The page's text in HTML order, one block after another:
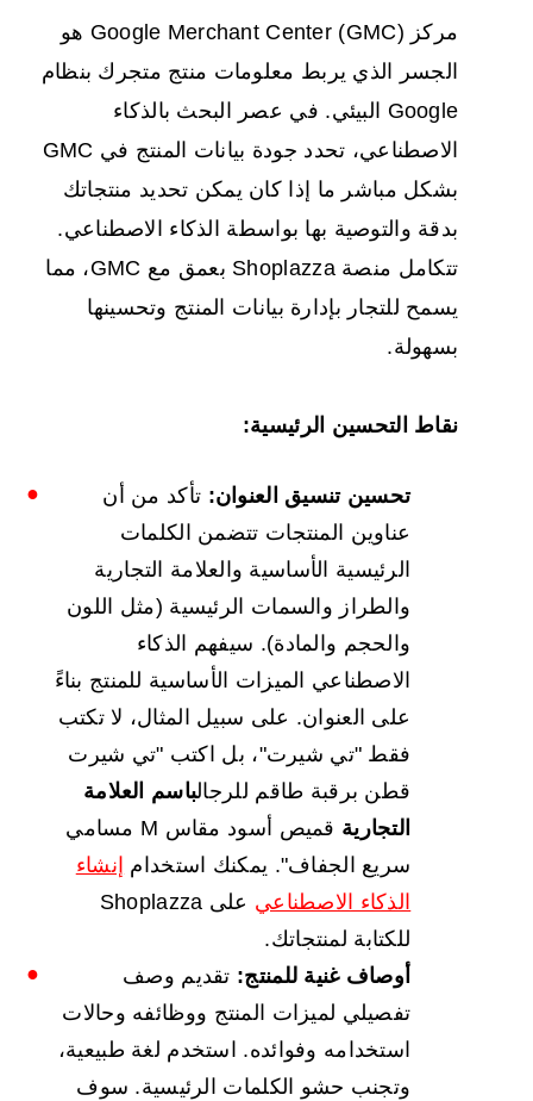
مركز Google Merchant Center (GMC) هو
الجسر الذي يربط معلومات منتج متجرك بنظام
Google البيئي. في عصر البحث بالذكاء
الاصطناعي، تحدد جودة بيانات المنتج في GMC
بشكل مباشر ما إذا كان يمكن تحديد منتجاتك
بدقة والتوصية بها بواسطة الذكاء الاصطناعي.
تتكامل منصة Shoplazza بعمق مع GMC، مما
يسمح للتجار بإدارة بيانات المنتج وتحسينها
بسهولة.
نقاط التحسين الرئيسية:
تحسين تنسيق العنوان: تأكد من أن
عناوين المنتجات تتضمن الكلمات
الرئيسية الأساسية والعلامة التجارية
والطراز والسمات الرئيسية (مثل اللون
والحجم والمادة). سيفهم الذكاء
الاصطناعي الميزات الأساسية للمنتج بناءً
على العنوان. على سبيل المثال، لا تكتب
فقط "تي شيرت"، بل اكتب "تي شيرت
قطن برقبة طاقم للرجالباسم العلامة
التجارية
قميص أسود مقاس M مسامي
سريع الجفاف". يمكنك استخدام إنشاء
الذكاء الاصطناعي
على Shoplazza
للكتابة لمنتجاتك.
أوصاف غنية للمنتج: تقديم وصف
تفصيلي لميزات المنتج ووظائفه وحالات
استخدامه وفوائده. استخدم لغة طبيعية،
وتجنب حشو الكلمات الرئيسية. سوف